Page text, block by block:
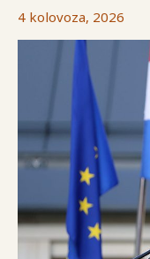
4 kolovoza, 2026